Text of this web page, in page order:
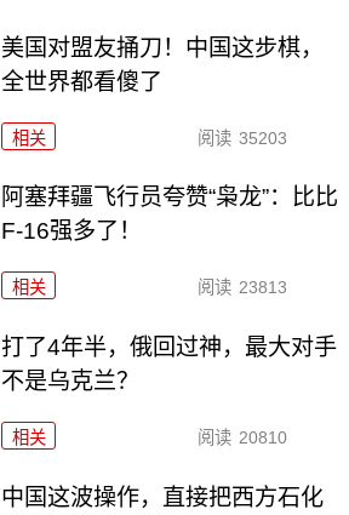
美国对盟友捅刀！中国这步棋，
全世界都看傻了
相关 阅读 35203
阿塞拜疆飞行员夸赞“枭龙”：比比
F-16强多了！
相关 阅读 23813
打了4年半，俄回过神，最大对手
不是乌克兰？
相关 阅读 20810
中国这波操作，直接把西方石化